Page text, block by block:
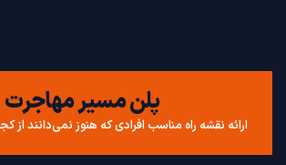
پلن مسیر مهاجرت
ارائه نقشه راه مناسب افرادی که هنوز نمی‌دانند از